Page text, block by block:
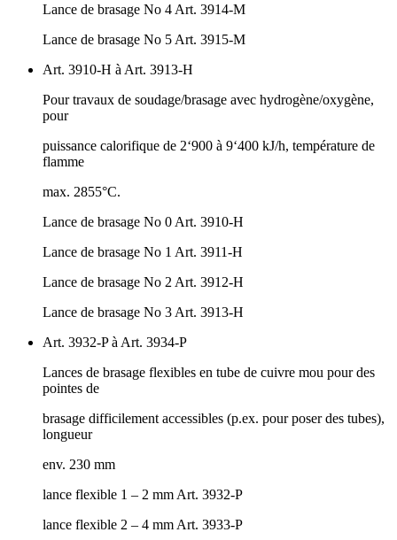
Lance de brasage No 4 Art. 3914-M
Lance de brasage No 5 Art. 3915-M
Art. 3910-H à Art. 3913-H
Pour travaux de soudage/brasage avec hydrogène/oxygène,
pour
puissance calorifique de 2‘900 à 9‘400 kJ/h, température de
flamme
max. 2855°C.
Lance de brasage No 0 Art. 3910-H
Lance de brasage No 1 Art. 3911-H
Lance de brasage No 2 Art. 3912-H
Lance de brasage No 3 Art. 3913-H
Art. 3932-P à Art. 3934-P
Lances de brasage flexibles en tube de cuivre mou pour des
pointes de
brasage difficilement accessibles (p.ex. pour poser des tubes),
longueur
env. 230 mm
lance flexible 1 – 2 mm Art. 3932-P
lance flexible 2 – 4 mm Art. 3933-P